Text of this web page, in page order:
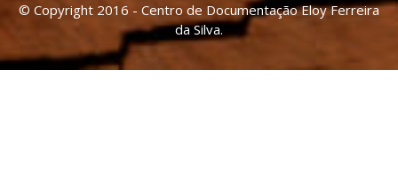
© Copyright 2016 - Centro de Documentação Eloy Ferreira
da Silva.